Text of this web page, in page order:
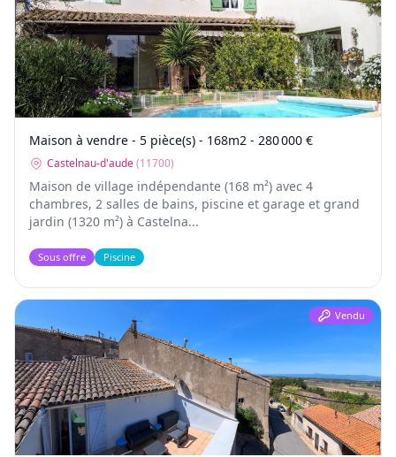
Maison à vendre - 5 pièce(s) - 168m2 - 280 000 €
Castelnau-d'aude(11700)
Maison de village indépendante (168 m²) avec 4
chambres, 2 salles de bains, piscine et garage et grand
jardin (1320 m²) à Castelna...
Sous offre Piscine
Vendu